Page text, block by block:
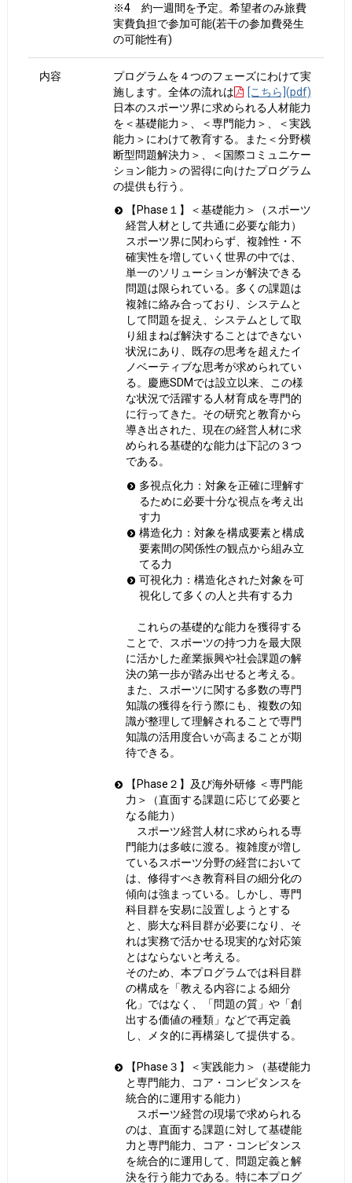
※4 約一週間を予定。希望者のみ旅費
実費負担で参加可能(若干の参加費発生
の可能性有)
内容
プログラムを４つのフェーズにわけて実
施します。全体の流れは
[こちら](pdf)
日本のスポーツ界に求められる人材能力
を＜基礎能力＞、＜専門能力＞、＜実践
能力＞にわけて教育する。また＜分野横
断型問題解決力＞、＜国際コミュニケー
ション能力＞の習得に向けたプログラム
の提供も行う。
【Phase１】＜基礎能力＞（スポーツ
経営人材として共通に必要な能力）
スポーツ界に関わらず、複雑性・不
確実性を増していく世界の中では、
単一のソリューションが解決できる
問題は限られている。多くの課題は
複雑に絡み合っており、システムと
して問題を捉え、システムとして取
り組まねば解決することはできない
状況にあり、既存の思考を超えたイ
ノベーティブな思考が求められてい
る。慶應SDMでは設立以来、この様
な状況で活躍する人材育成を専門的
に行ってきた。その研究と教育から
導き出された、現在の経営人材に求
められる基礎的な能力は下記の３つ
である。
多視点化力：対象を正確に理解す
るために必要十分な視点を考え出
す力
構造化力：対象を構成要素と構成
要素間の関係性の観点から組み立
てる力
可視化力：構造化された対象を可
視化して多くの人と共有する力
これらの基礎的な能力を獲得する
ことで、スポーツの持つ力を最大限
に活かした産業振興や社会課題の解
決の第一歩が踏み出せると考える。
また、スポーツに関する多数の専門
知識の獲得を行う際にも、複数の知
識が整理して理解されることで専門
知識の活用度合いが高まることが期
待できる。
【Phase２】及び海外研修 ＜専門能
力＞（直面する課題に応じて必要と
なる能力）
スポーツ経営人材に求められる専
門能力は多岐に渡る。複雑度が増し
ているスポーツ分野の経営において
は、修得すべき教育科目の細分化の
傾向は強まっている。しかし、専門
科目群を安易に設置しようとする
と、膨大な科目群が必要になり、そ
れは実務で活かせる現実的な対応策
とはならないと考える。
そのため、本プログラムでは科目群
の構成を「教える内容による細分
化」ではなく、「問題の質」や「創
出する価値の種類」などで再定義
し、メタ的に再構築して提供する。
【Phase３】＜実践能力＞（基礎能力
と専門能力、コア・コンピタンスを
統合的に運用する能力）
スポーツ経営の現場で求められる
のは、直面する課題に対して基礎能
力と専門能力、コア・コンピタンス
を統合的に運用して、問題定義と解
決を行う能力である。特に本プログ